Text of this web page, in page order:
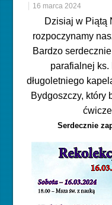
16 marca 2024
Dzisiaj w Piątą
rozpoczynamy
Bardzo
parafialnej
długoletniego
Bydgoszczy, który
Serdecznie